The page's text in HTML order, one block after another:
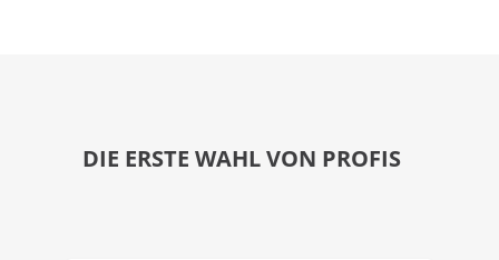
DIE ERSTE WAHL VON PROFIS